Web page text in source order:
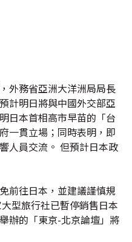
外務省亞洲大洋洲局局長
計明日將與中國外交部亞
日本首相高市早苗的「台
一貫立場；同時表明，即
人員交流。 但預計日本政
前往日本，並建議謹慎規
型旅行社已暫停銷售日本
辦的「東京-北京論壇」將